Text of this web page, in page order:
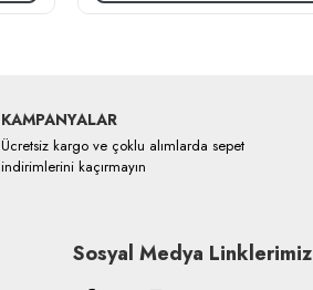
KAMPANYALAR
Ücretsiz kargo ve çoklu alımlarda sepet
indirimlerini kaçırmayın
Sosyal Medya Linklerimiz